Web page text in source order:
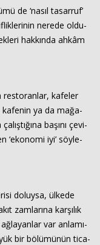
de ‘nasıl ta­sar­ruf’
ne­re­de ol­du­
hak­kın­da ahkâm
res­to­ran­lar, ka­fe­ler
ka­fe­nin ya da ma­ğa­
ba­şı­nı çe­vi­
‘eko­no­mi iyi’ söy­le­
do­luy­sa, ül­ke­de
zam­la­rı­na kar­şı­lık
ağ­la­yan­lar var an­la­mı­
bir bö­lü­mü­nün ti­ca­